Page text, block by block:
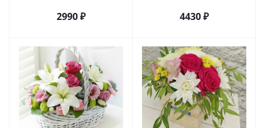
2990 ₽ 4430 ₽